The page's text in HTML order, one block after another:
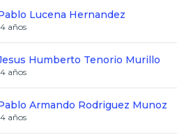
Lucena Hernandez
años
Humberto Tenorio Murillo
años
Armando Rodriguez Munoz
años